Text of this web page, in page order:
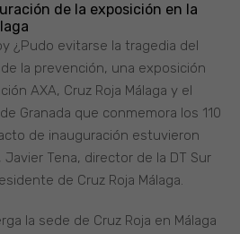
de la exposición en la
¿Pudo evitarse la tragedia del
la prevención, una exposición
AXA, Cruz Roja Málaga y el
Granada que conmemora los 110
de inauguración estuvieron
Tena, director de la DT Sur
de Cruz Roja Málaga.
la sede de Cruz Roja en Málaga